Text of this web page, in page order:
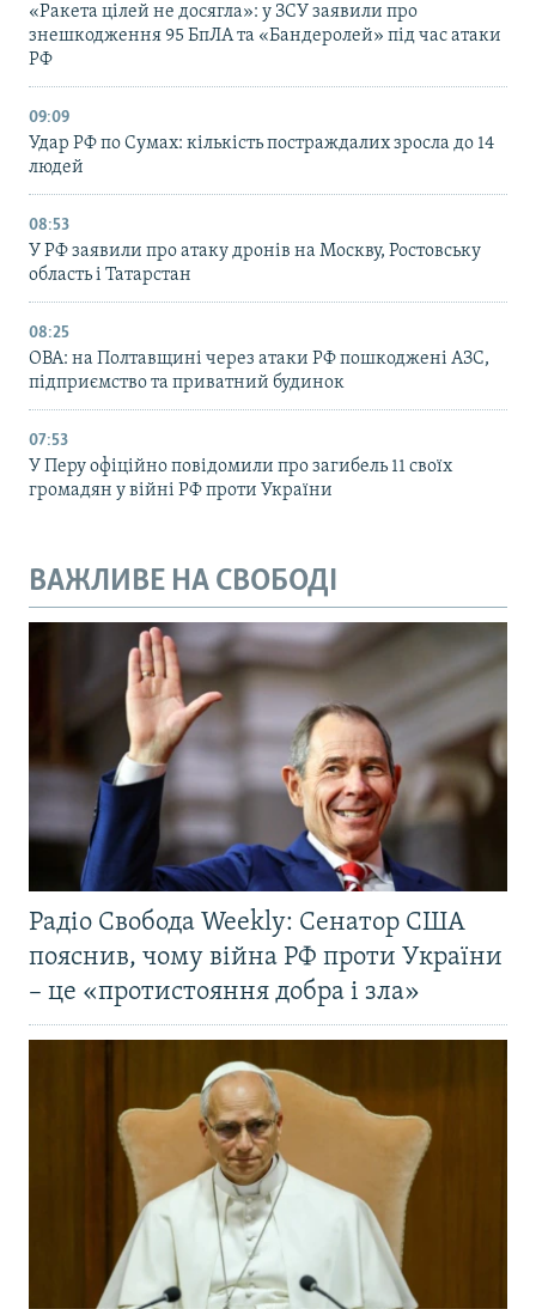
«Ракета цілей не досягла»: у ЗСУ заявили про
знешкодження 95 БпЛА та «Бандеролей» під час атаки
РФ
09:09
Удар РФ по Сумах: кількість постраждалих зросла до 14
людей
08:53
У РФ заявили про атаку дронів на Москву, Ростовську
область і Татарстан
08:25
ОВА: на Полтавщині через атаки РФ пошкоджені АЗС,
підприємство та приватний будинок
07:53
У Перу офіційно повідомили про загибель 11 своїх
громадян у війні РФ проти України
ВАЖЛИВЕ НА СВОБОДІ
Радіо Свобода Weekly: Сенатор США
пояснив, чому війна РФ проти України
– це «протистояння добра і зла»